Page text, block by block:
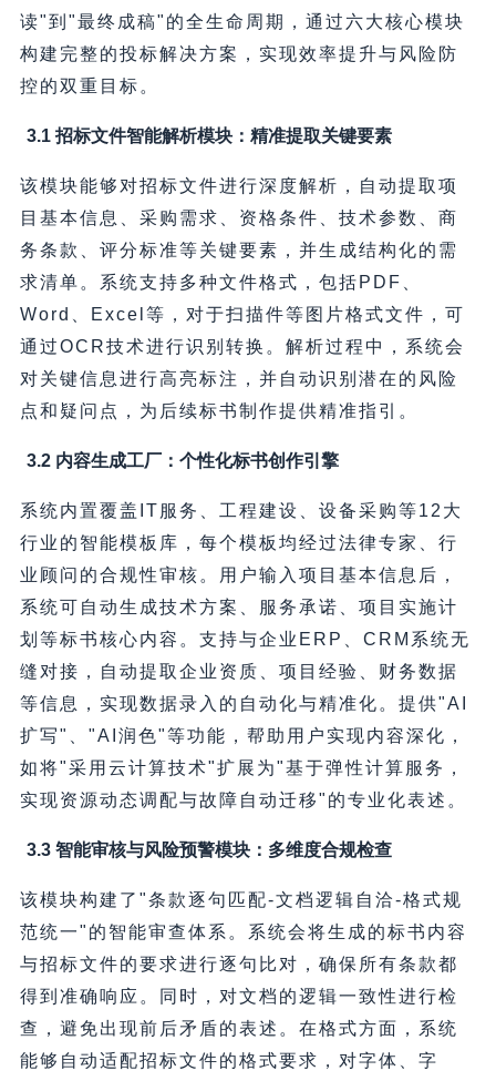
读"到"最终成稿"的全生命周期，通过六大核心模块
构建完整的投标解决方案，实现效率提升与风险防
控的双重目标。
3.1 招标文件智能解析模块：精准提取关键要素
该模块能够对招标文件进行深度解析，自动提取项
目基本信息、采购需求、资格条件、技术参数、商
务条款、评分标准等关键要素，并生成结构化的需
求清单。系统支持多种文件格式，包括PDF、
Word、Excel等，对于扫描件等图片格式文件，可
通过OCR技术进行识别转换。解析过程中，系统会
对关键信息进行高亮标注，并自动识别潜在的风险
点和疑问点，为后续标书制作提供精准指引。
3.2 内容生成工厂：个性化标书创作引擎
系统内置覆盖IT服务、工程建设、设备采购等12大
行业的智能模板库，每个模板均经过法律专家、行
业顾问的合规性审核。用户输入项目基本信息后，
系统可自动生成技术方案、服务承诺、项目实施计
划等标书核心内容。支持与企业ERP、CRM系统无
缝对接，自动提取企业资质、项目经验、财务数据
等信息，实现数据录入的自动化与精准化。提供"AI
扩写"、"AI润色"等功能，帮助用户实现内容深化，
如将"采用云计算技术"扩展为"基于弹性计算服务，
实现资源动态调配与故障自动迁移"的专业化表述。
3.3 智能审核与风险预警模块：多维度合规检查
该模块构建了"条款逐句匹配-文档逻辑自洽-格式规
范统一"的智能审查体系。系统会将生成的标书内容
与招标文件的要求进行逐句比对，确保所有条款都
得到准确响应。同时，对文档的逻辑一致性进行检
查，避免出现前后矛盾的表述。在格式方面，系统
能够自动适配招标文件的格式要求，对字体、字